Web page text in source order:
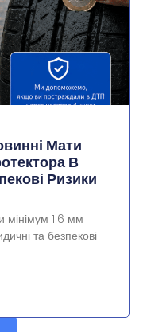
Мати
В
Ризики
мінімум 1.6 мм
та безпекові